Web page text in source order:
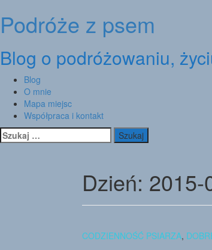
Skip
toPodróże z psem
Blog o podróżowaniu,
Blog
O mnie
Mapa miejsc
Współpraca i kontakt
Szukaj:
Dzień: 2015-
CODZIENNOŚĆ PSIARZA,